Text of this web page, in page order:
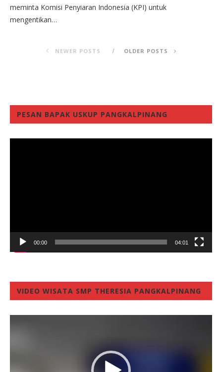
meminta Komisi Penyiaran Indonesia (KPI) untuk
mengentikan…
NEWER POSTS OLDER POSTS
PESAN BAPAK USKUP PANGKALPINANG
00:00 04:01
VIDEO WISATA SMP THERESIA PANGKALPINANG